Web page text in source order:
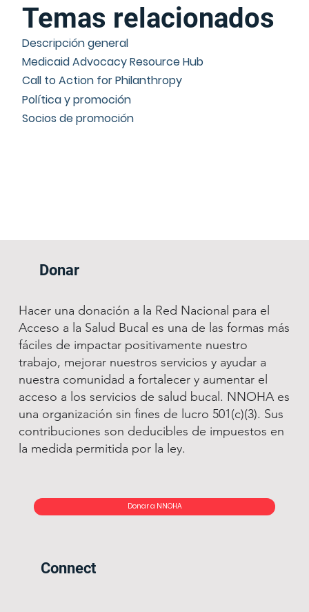
Donar
Hacer una donación a la Red Nacional para el
Acceso a la Salud Bucal es una de las formas más
fáciles de impactar positivamente nuestro
trabajo, mejorar nuestros servicios y ayudar a
nuestra comunidad a fortalecer y aumentar el
acceso a los servicios de salud bucal. NNOHA es
una organización sin fines de lucro 501(c)(3). Sus
contribuciones son deducibles de impuestos en
la medida permitida por la ley.
Donar a NNOHA
Connect
Temas relacionados
Descripción general
Medicaid Advocacy Resource Hub
Call to Action for Philanthropy
Política y promoción
Socios de promoción